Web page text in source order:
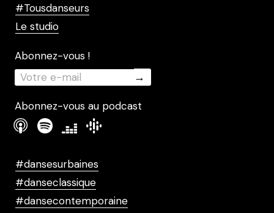
#Tousdanseurs
Le studio
Abonnez-vous !
Abonnez-vous au podcast
#dansesurbaines
#danseclassique
#dansecontemporaine